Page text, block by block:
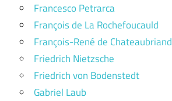
Francesco Petrarca
François de La Rochefoucauld
François-René de Chateaubriand
Friedrich Nietzsche
Friedrich von Bodenstedt
Gabriel Laub